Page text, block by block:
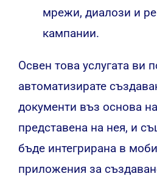
мрежи, диалози и
кампании.
Освен това услугата ви
автоматизирате
документи въз основа
представена на нея, и
бъде интегрирана в
приложения за